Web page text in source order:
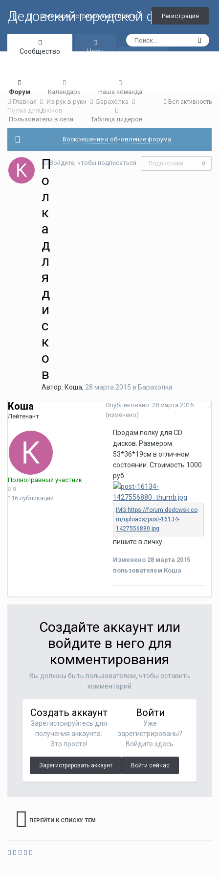
Дедовский городской форум
Уже зарегистрированы? Войти Регистрация
Сообщество
Форум Календарь Наша команда
Пользователи в сети Таблица лидеров
Чаты
Вся активность
Главная Из рук в руки
Барахолка
Полка для дисков
Воскрешение и обновление форума
Войдите, чтобы подписаться Подписчики 0
П
о
л
к
а
д
л
я
д
и
с
к
о
в
Автор: Коша, 28 марта 2015 в Барахолка
Коша
Лейтенант
Полноправный участник
0
116 публикаций
Опубликовано: 28 марта 2015
(изменено)
Продам полку для CD
дисков. Размером
53*36*19см в отличном
состоянии. Стоимость 1000
руб.
пишите в личку.
Изменено 28 марта 2015
пользователем Коша
Создайте аккаунт или
войдите в него для
комментирования
Вы должны быть пользователем, чтобы оставить
комментарий
Создать аккаунт
Зарегистрируйтесь для
получения аккаунта.
Это просто!
Зарегистрировать аккаунт
Войти
Уже
зарегистрированы?
Войдите здесь.
Войти сейчас
ПЕРЕЙТИ К СПИСКУ ТЕМ